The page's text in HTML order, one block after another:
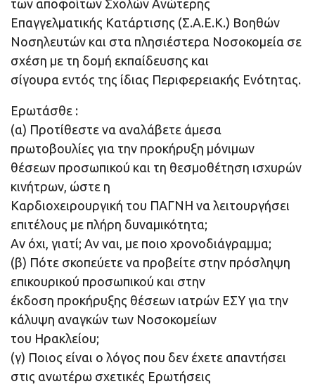
των αποφοίτων Σχολών Ανώτερης
Επαγγελματικής Κατάρτισης (Σ.Α.Ε.Κ.) Βοηθών
Νοσηλευτών και στα πλησιέστερα Νοσοκομεία σε
σχέση με τη δομή εκπαίδευσης και
σίγουρα εντός της ίδιας Περιφερειακής Ενότητας.
Ερωτάσθε :
(α) Προτίθεστε να αναλάβετε άμεσα
πρωτοβουλίες για την προκήρυξη μόνιμων
θέσεων προσωπικού και τη θεσμοθέτηση ισχυρών
κινήτρων, ώστε η
Καρδιοχειρουργική του ΠΑΓΝΗ να λειτουργήσει
επιτέλους με πλήρη δυναμικότητα;
Αν όχι, γιατί; Αν ναι, με ποιο χρονοδιάγραμμα;
(β) Πότε σκοπεύετε να προβείτε στην πρόσληψη
επικουρικού προσωπικού και στην
έκδοση προκήρυξης θέσεων ιατρών ΕΣΥ για την
κάλυψη αναγκών των Νοσοκομείων
του Ηρακλείου;
(γ) Ποιος είναι ο λόγος που δεν έχετε απαντήσει
στις ανωτέρω σχετικές Ερωτήσεις